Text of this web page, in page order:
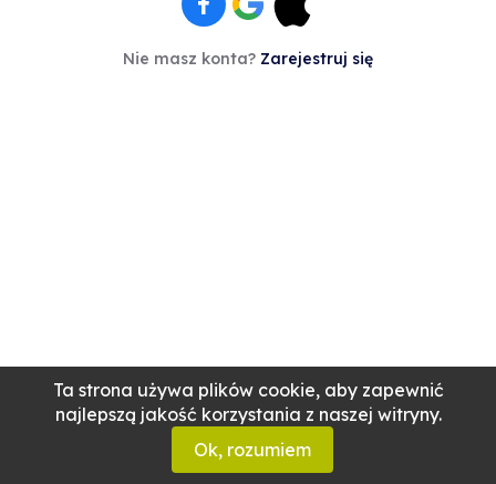
Ta strona używa plików cookie, aby zapewnić
najlepszą jakość korzystania z naszej witryny.
Ok, rozumiem
Nie masz konta? Zarejestruj się